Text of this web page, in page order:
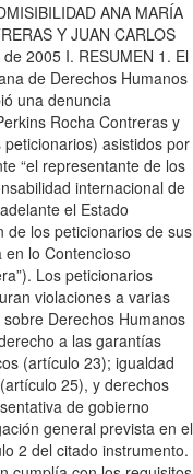
ANA MARÍA
Y JUAN CARLOS
2005 I. RESUMEN 1. El
de Derechos Humanos
una denuncia
Rocha Contreras y
asistidos por
“el representante de los
internacional de
el Estado
de los peticionarios de sus
lo Contencioso
Los peticionarios
violaciones a varias
Derechos Humanos
a las garantías
(artículo 23); igualdad
25), y derechos
de gobierno
general prevista en el
2 del citado instrumento.